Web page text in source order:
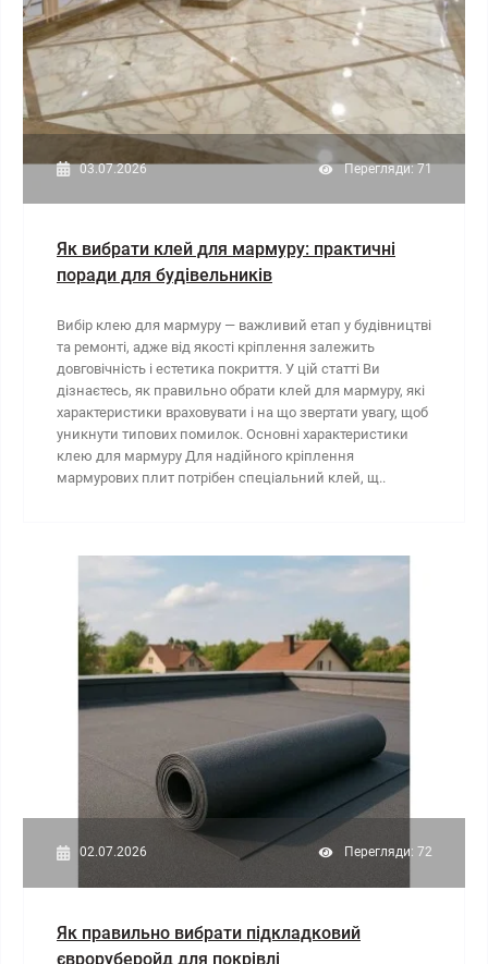
03.07.2026 Перегляди: 71
Як вибрати клей для мармуру: практичні
поради для будівельників
Вибір клею для мармуру — важливий етап у будівництві
та ремонті, адже від якості кріплення залежить
довговічність і естетика покриття. У цій статті Ви
дізнаєтесь, як правильно обрати клей для мармуру, які
характеристики враховувати і на що звертати увагу, щоб
уникнути типових помилок. Основні характеристики
клею для мармуру Для надійного кріплення
мармурових плит потрібен спеціальний клей, щ..
02.07.2026 Перегляди: 72
Як правильно вибрати підкладковий
євроруберойд для покрівлі